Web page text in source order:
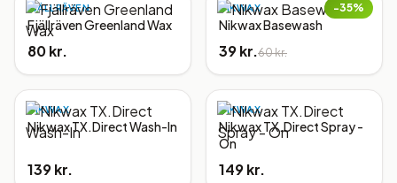
FJÄLLRÄVEN
Fjällräven Greenland Wax
80 kr.
−35%
NIKWAX
Nikwax Basewash
39 kr.60 kr.
NIKWAX
Nikwax TX.Direct Wash-In
139 kr.
NIKWAX
Nikwax TX.Direct Spray -
On
149 kr.